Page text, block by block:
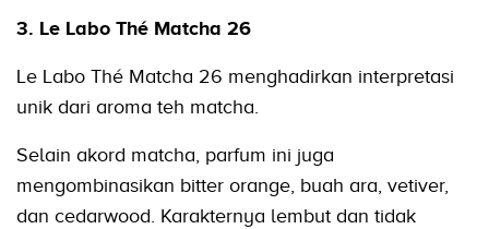
3. Le Labo Thé Matcha 26
Le Labo Thé Matcha 26 menghadirkan interpretasi
unik dari aroma teh matcha.
Selain akord matcha, parfum ini juga
mengombinasikan bitter orange, buah ara, vetiver,
dan cedarwood. Karakternya lembut dan tidak